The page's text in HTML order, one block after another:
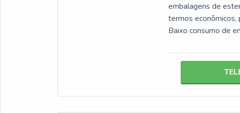
embalagens de
termos econômicos,
Baixo consumo de